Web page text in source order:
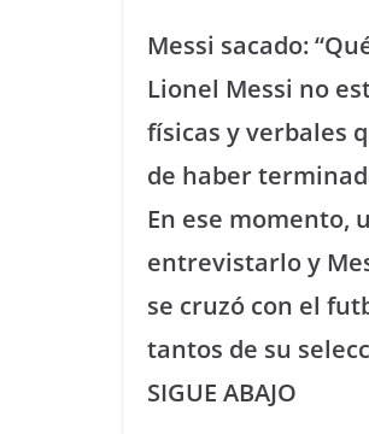
Messi sacado:
Lionel Messi no
físicas y verbales
de haber
En ese momento,
entrevistarlo y
se cruzó con el
tantos de su
SIGUE ABAJO